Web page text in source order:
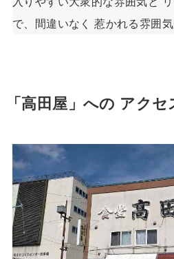
で、間違いなく 惹かれる雰囲
「高田屋」への アクセ